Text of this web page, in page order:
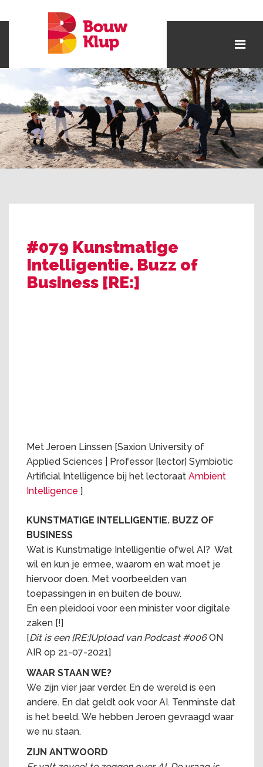
#079 Kunstmatige
Intelligentie. Buzz of
Business [RE:]
Met Jeroen Linssen [Saxion University of
Applied Sciences | Professor [lector] Symbiotic
Artificial Intelligence bij het lectoraat Ambient
Intelligence ]
KUNSTMATIGE INTELLIGENTIE. BUZZ OF
BUSINESS
Wat is Kunstmatige Intelligentie ofwel AI? Wat
wil en kun je ermee, waarom en wat moet je
hiervoor doen. Met voorbeelden van
toepassingen in en buiten de bouw.
En een pleidooi voor een minister voor digitale
zaken [!]
[Dit is een [RE:]Upload van Podcast #006ON
AIR op 21-07-2021]
WAAR STAAN WE?
We zijn vier jaar verder. En de wereld is een
andere. En dat geldt ook voor AI. Tenminste dat
is het beeld. We hebben Jeroen gevraagd waar
we nu staan.
ZIJN ANTWOORD